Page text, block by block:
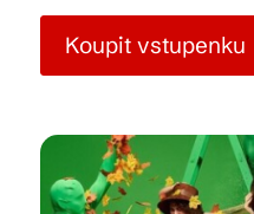
Články
Praktické info
Koupit vstupenku